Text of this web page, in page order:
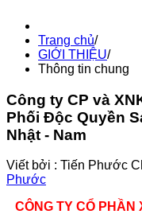
Trang chủ/
GIỚI THIỆU/
Thông tin chung
Công ty CP và
Phối Độc Quyền
Nhật - Nam
Viết bởi : Tiến Phước
Phước
CÔNG TY CỔ